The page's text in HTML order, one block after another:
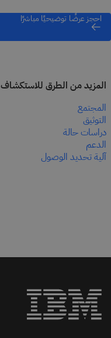
احجز عرضًا توضيحيًا مباشرًا
المزيد من الطرق للاستكشاف
المجتمع
التوثيق
دراسات حالة
الدعم
آلية تحديد الوصول